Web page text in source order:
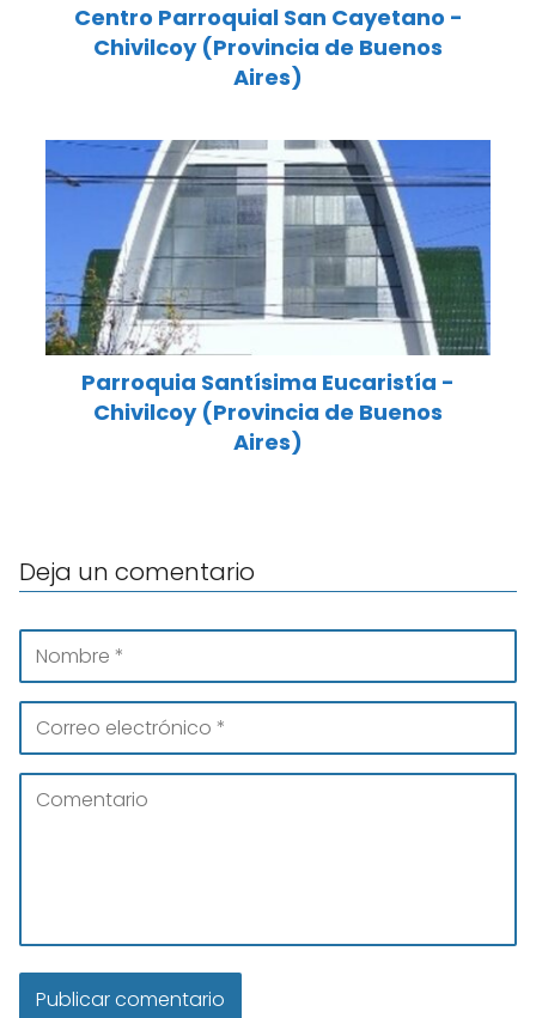
Centro Parroquial San Cayetano -
Chivilcoy (Provincia de Buenos
Aires)
Parroquia Santísima Eucaristía -
Chivilcoy (Provincia de Buenos
Aires)
Deja un comentario